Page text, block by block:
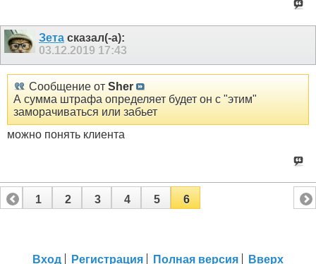
Зета сказал(-а):
03.12.2019 17:43
Сообщение от Sher
А сумма штрафа определяет будет он с "этим"
заморачиваться или забьет
можно понять клиента
1 2 3 4 5 6
Вход Регистрация Полная версия Вверх